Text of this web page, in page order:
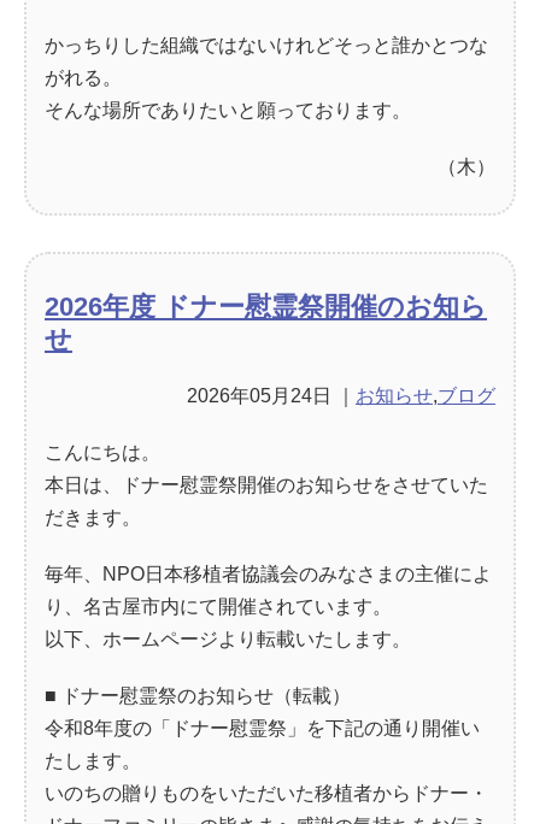
かっちりした組織ではないけれどそっと誰かとつな
がれる。
そんな場所でありたいと願っております。
（木）
2026年度 ドナー慰霊祭開催のお知ら
せ
2026年05月24日 お知らせ,ブログ
こんにちは。
本日は、ドナー慰霊祭開催のお知らせをさせていた
だきます。
毎年、NPO日本移植者協議会のみなさまの主催によ
り、名古屋市内にて開催されています。
以下、ホームページより転載いたします。
■ ドナー慰霊祭のお知らせ（転載）
令和8年度の「ドナー慰霊祭」を下記の通り開催い
たします。
いのちの贈りものをいただいた移植者からドナー・